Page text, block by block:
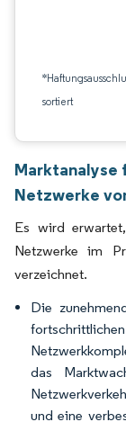
sortiert
Marktanalyse
Netzwerke
Es wird
Netzwerke im
verzeichnet.
Die
das
und eine